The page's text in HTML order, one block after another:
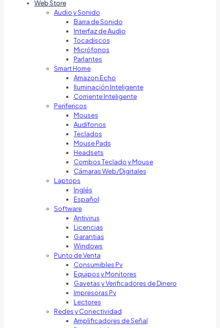
Web Store
Audio y Sonido
Barra de Sonido
Interfaz de Audio
Tocadiscos
Micrófonos
Parlantes
Smart Home
Amazon Echo
Iluminación Inteligente
Corriente Inteligente
Perifericos
Mouses
Audífonos
Teclados
Mouse Pads
Headsets
Combos Teclado y Mouse
Cámaras Web/Digitales
Laptops
Inglés
Español
Software
Antivirus
Licencias
Garantias
Windows
Punto de Venta
Consumibles Pv
Equipos y Monitores
Gavetas y Verificadores de Dinero
Impresoras Pv
Lectores
Redes y Conectividad
Amplificadores de Señal